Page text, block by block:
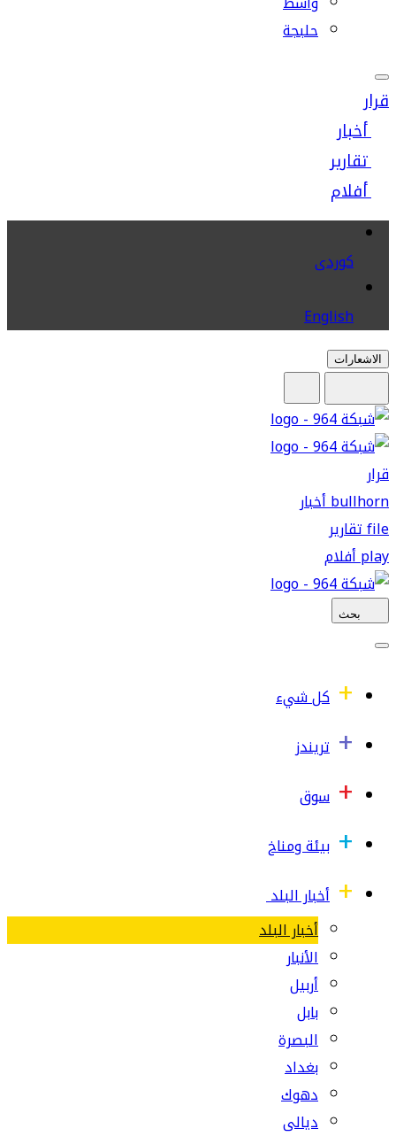
حلبجة
قرار
أخبار
تقارير
أفلام
كوردى
English
الاشعارات
قرار
bullhornأخبار
fileتقارير
playأفلام
بحث
كل شيء
تريندز
سوق
بيئة ومناخ
أخبار البلد
أخبار البلد
الأنبار
أربيل
بابل
البصرة
بغداد
دهوك
ديالى